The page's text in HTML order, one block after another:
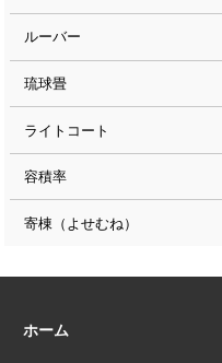
ルーバー
琉球畳
ライトコート
容積率
寄棟（よせむね）
ホーム